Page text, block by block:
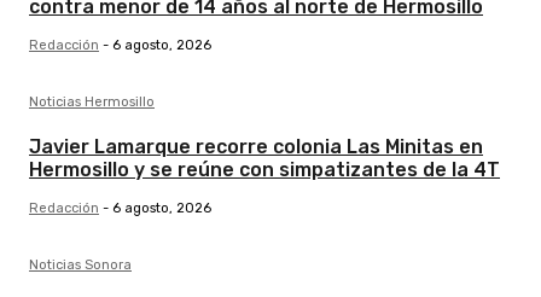
contra menor de 14 años al norte de Hermosillo
Redacción - 6 agosto, 2026
Noticias Hermosillo
Javier Lamarque recorre colonia Las Minitas en
Hermosillo y se reúne con simpatizantes de la 4T
Redacción - 6 agosto, 2026
Noticias Sonora